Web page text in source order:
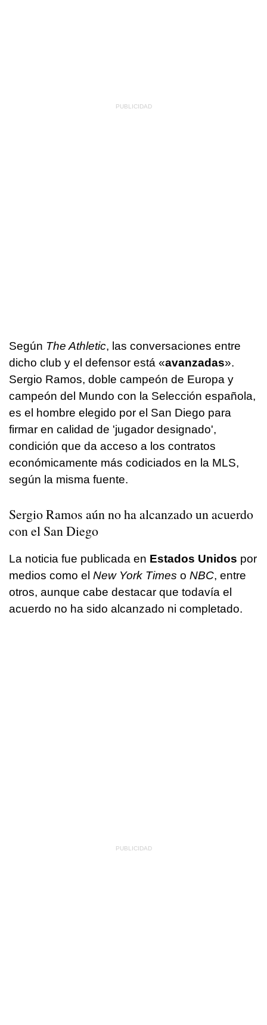
Según The Athletic, las conversaciones entre
dicho club y el defensor está «avanzadas».
Sergio Ramos, doble campeón de Europa y
campeón del Mundo con la Selección española,
es el hombre elegido por el San Diego para
firmar en calidad de 'jugador designado',
condición que da acceso a los contratos
económicamente más codiciados en la MLS,
según la misma fuente.
Sergio Ramos aún no ha alcanzado un acuerdo
con el San Diego
La noticia fue publicada en Estados Unidos por
medios como el New York Times o NBC, entre
otros, aunque cabe destacar que todavía el
acuerdo no ha sido alcanzado ni completado.